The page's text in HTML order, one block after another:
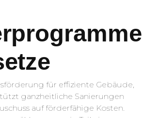
für effiziente Gebäude,
ganzheitliche Sanierungen
auf förderfähige Kosten.